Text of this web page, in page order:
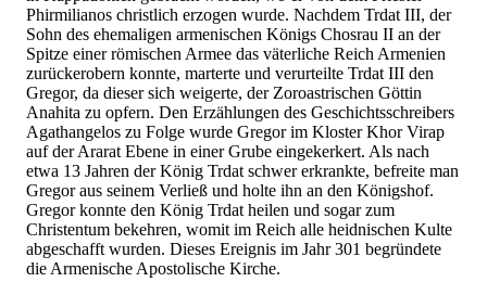
Phirmilianos christlich erzogen wurde. Nachdem Trdat III, der
Sohn des ehemaligen armenischen Königs Chosrau II an der
Spitze einer römischen Armee das väterliche Reich Armenien
zurückerobern konnte, marterte und verurteilte Trdat III den
Gregor, da dieser sich weigerte, der Zoroastrischen Göttin
Anahita zu opfern. Den Erzählungen des Geschichtsschreibers
Agathangelos zu Folge wurde Gregor im Kloster Khor Virap
auf der Ararat Ebene in einer Grube eingekerkert. Als nach
etwa 13 Jahren der König Trdat schwer erkrankte, befreite man
Gregor aus seinem Verließ und holte ihn an den Königshof.
Gregor konnte den König Trdat heilen und sogar zum
Christentum bekehren, womit im Reich alle heidnischen Kulte
abgeschafft wurden. Dieses Ereignis im Jahr 301 begründete
die Armenische Apostolische Kirche.